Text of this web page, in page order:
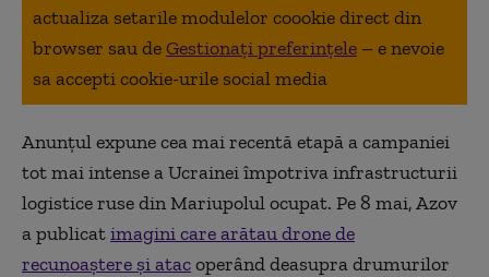
actualiza setarile modulelor coookie direct din
browser sau deGestionați preferințele – e nevoie
sa accepti cookie-urile social media
Anunțul expune cea mai recentă etapă a campaniei
tot mai intense a Ucrainei împotriva infrastructurii
logistice ruse din Mariupolul ocupat. Pe 8 mai, Azov
a publicatimagini care arătau drone de
recunoaștere și atacoperând deasupra drumurilor